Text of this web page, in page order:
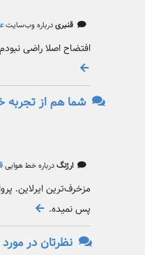
قنبریدرباره وب‌سایت
افتضاح اصلا راضی نبودم،۲ بار گرفتم هر دو بار
شما هم از تجربه
ارژنگدرباره خط هوایی
مزخرف‌ترین ایرلاین.
پس نمیده.
نظرتان در